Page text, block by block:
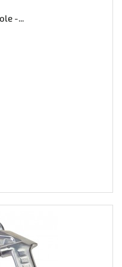
-...